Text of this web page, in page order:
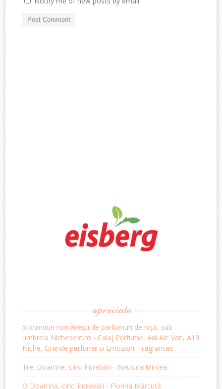
apreciate
5 branduri românești de parfumuri de nișă, sub
umbrela Nichesent.ro - Calaj Perfume, Adi Ale Van, A13
Niche, Grande perfume si Emozioni Fragrances
Trei Doamne, cinci întrebări - Nausica Mircea
O Doamnă, cinci întrebări - Florina Mărcuță